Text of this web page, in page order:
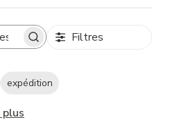
Filtres
expédition